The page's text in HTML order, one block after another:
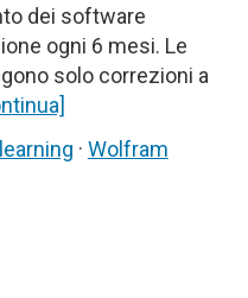
dei software
ogni 6 mesi. Le
solo correzioni a
· Wolfram